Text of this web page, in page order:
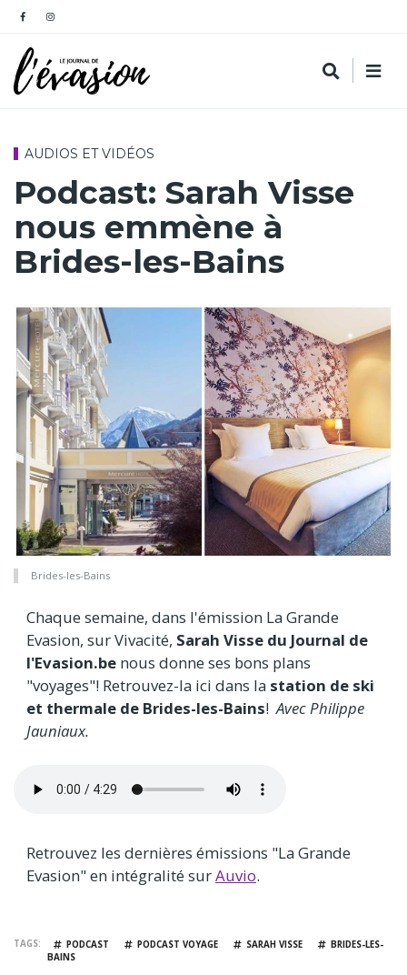
AUDIOS ET VIDÉOS
Podcast: Sarah Visse
nous emmène à
Brides-les-Bains
Brides-les-Bains
Chaque semaine, dans l'émission La Grande
Evasion, sur Vivacité, Sarah Visse du Journal de
l'Evasion.be nous donne ses bons plans
"voyages"! Retrouvez-la ici dans la station de ski
et thermale de Brides-les-Bains!Avec Philippe
Jauniaux.
Retrouvez les dernières émissions "La Grande
Evasion" en intégralité surAuvio.
TAGS PODCAST PODCAST VOYAGE SARAH VISSE
BRIDES-LES-
BAINS